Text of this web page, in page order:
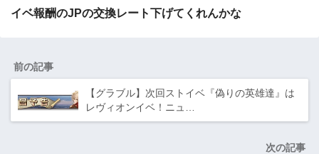
イベ報酬のJPの交換レート下げてくれんかな
前の記事
【グラブル】次回ストイベ『偽りの英雄達』は
レヴィオンイベ！ニュ…
次の記事